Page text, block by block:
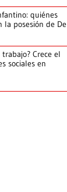
quiénes
la posesión de De
Crece el
sociales en